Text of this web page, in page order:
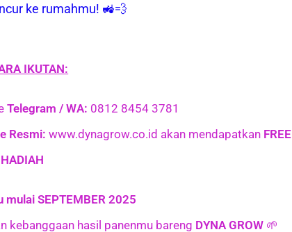
ke rumahmu! 🚜💨
IKUTAN:
Telegram / WA: 0812 8454 3781
Resmi: www.dynagrow.co.id akan mendapatkan FREE
HADIAH
mulai SEPTEMBER 2025
kebanggaan hasil panenmu bareng DYNA GROW 🌱